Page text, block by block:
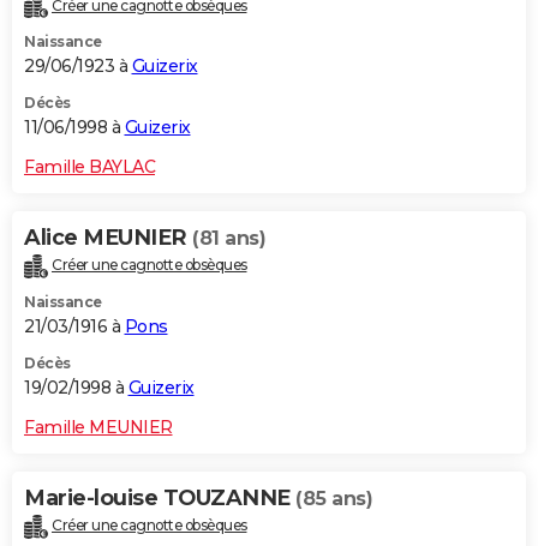
Créer une cagnotte obsèques
Naissance
29/06/1923 à Guizerix
Décès
11/06/1998 à Guizerix
Famille BAYLAC
Alice MEUNIER (81 ans)
Créer une cagnotte obsèques
Naissance
21/03/1916 à Pons
Décès
19/02/1998 à Guizerix
Famille MEUNIER
Marie-louise TOUZANNE (85 ans)
Créer une cagnotte obsèques